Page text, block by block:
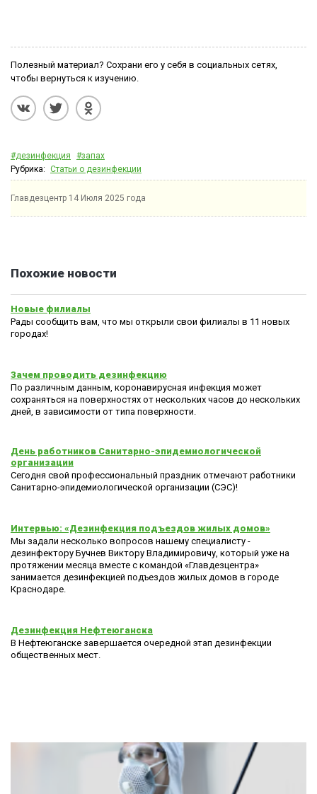
Полезный материал? Сохрани его у себя в социальных сетях,
чтобы вернуться к изучению.
#дезинфекция
#запах
Рубрика: Статьи о дезинфекции
Главдезцентр 14 Июля 2025 года
Похожие новости
Новые филиалы
Рады сообщить вам, что мы открыли свои филиалы в 11 новых
городах!
Зачем проводить дезинфекцию
По различным данным, коронавирусная инфекция может
сохраняться на поверхностях от нескольких часов до нескольких
дней, в зависимости от типа поверхности.
День работников Санитарно-эпидемиологической
организации
Сегодня свой профессиональный праздник отмечают работники
Санитарно-эпидемиологической организации (СЭС)!
Интервью: «Дезинфекция подъездов жилых домов»
Мы задали несколько вопросов нашему специалисту -
дезинфектору Бучнев Виктору Владимировичу, который уже на
протяжении месяца вместе с командой «Главдезцентра»
занимается дезинфекцией подъездов жилых домов в городе
Краснодаре.
Дезинфекция Нефтеюганска
В Нефтеюганске завершается очередной этап дезинфекции
общественных мест.